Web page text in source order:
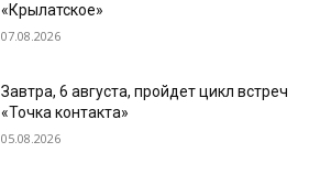
«Крылатское»
07.08.2026
Завтра, 6 августа, пройдет цикл встреч
«Точка контакта»
05.08.2026